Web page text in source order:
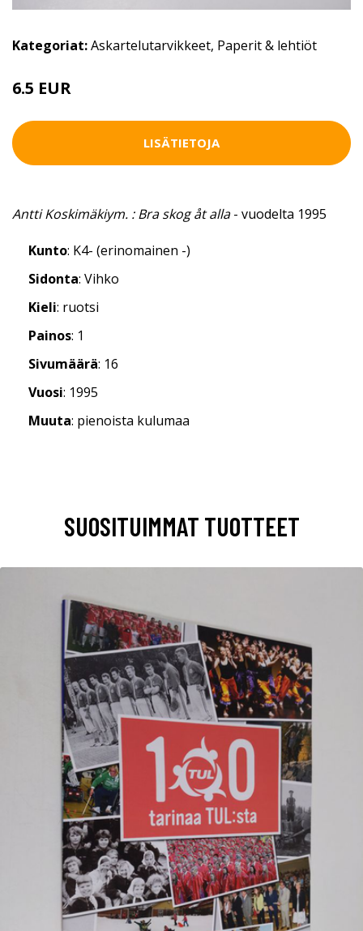
Kategoriat:Askartelutarvikkeet, Paperit & lehtiöt
6.5 EUR
LISÄTIETOJA
Antti Koskimäkiym. : Bra skog åt alla- vuodelta 1995
Kunto: K4- (erinomainen -)
Sidonta: Vihko
Kieli: ruotsi
Painos: 1
Sivumäärä: 16
Vuosi: 1995
Muuta: pienoista kulumaa
SUOSITUIMMAT TUOTTEET